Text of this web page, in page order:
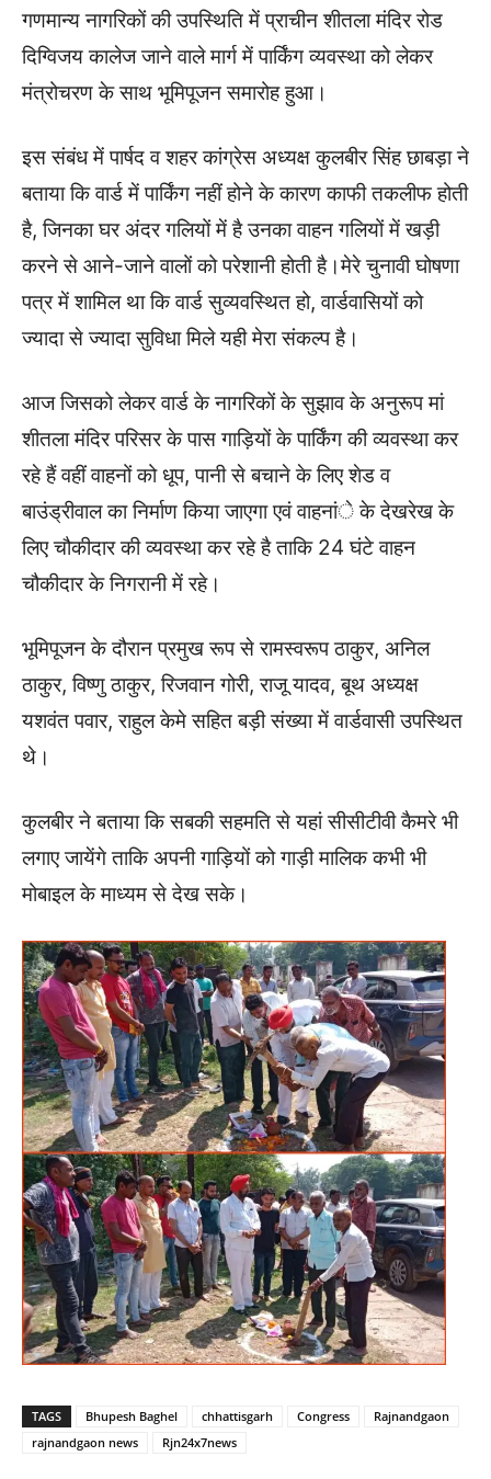
गणमान्य नागरिकों की उपस्थिति में प्राचीन शीतला मंदिर रोड
दिग्विजय कालेज जाने वाले मार्ग में पार्किंग व्यवस्था को लेकर
मंत्रोचरण के साथ भूमिपूजन समारोह हुआ।
इस संबंध में पार्षद व शहर कांग्रेस अध्यक्ष कुलबीर सिंह छाबड़ा ने
बताया कि वार्ड में पार्किंग नहीं होने के कारण काफी तकलीफ होती
है, जिनका घर अंदर गलियों में है उनका वाहन गलियों में खड़ी
करने से आने-जाने वालों को परेशानी होती है।मेरे चुनावी घोषणा
पत्र में शामिल था कि वार्ड सुव्यवस्थित हो, वार्डवासियों को
ज्यादा से ज्यादा सुविधा मिले यही मेरा संकल्प है।
आज जिसको लेकर वार्ड के नागरिकों के सुझाव के अनुरूप मां
शीतला मंदिर परिसर के पास गाड़ियों के पार्किंग की व्यवस्था कर
रहे हैं वहीं वाहनों को धूप, पानी से बचाने के लिए शेड व
बाउंड्रीवाल का निर्माण किया जाएगा एवं वाहनांे के देखरेख के
लिए चौकीदार की व्यवस्था कर रहे है ताकि 24 घंटे वाहन
चौकीदार के निगरानी में रहे।
भूमिपूजन के दौरान प्रमुख रूप से रामस्वरूप ठाकुर, अनिल
ठाकुर, विष्णु ठाकुर, रिजवान गोरी, राजू यादव, बूथ अध्यक्ष
यशवंत पवार, राहुल केमे सहित बड़ी संख्या में वार्डवासी उपस्थित
थे।
कुलबीर ने बताया कि सबकी सहमति से यहां सीसीटीवी कैमरे भी
लगाए जायेंगे ताकि अपनी गाड़ियों को गाड़ी मालिक कभी भी
मोबाइल के माध्यम से देख सके।
TAGS Bhupesh Baghel chhattisgarh Congress
Rajnandgaon
rajnandgaon news
Rjn24x7news